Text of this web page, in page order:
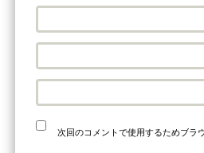
次回のコメントで使用するためブラ